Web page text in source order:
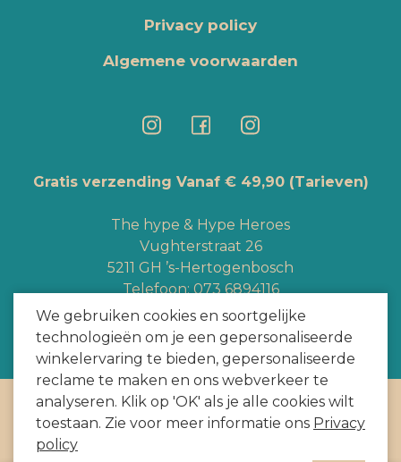
We gebruiken cookies en soortgelijke
technologieën om je een gepersonaliseerde
winkelervaring te bieden, gepersonaliseerde
reclame te maken en ons webverkeer te
analyseren. Klik op 'OK' als je alle cookies wilt
toestaan. Zie voor meer informatie ons Privacy
policy
Privacy policy
Algemene voorwaarden
Gratis verzending Vanaf € 49,90 (Tarieven)
The hype & Hype Heroes
Vughterstraat 26
5211 GH ’s-Hertogenbosch
Telefoon:073 6894116
Whatsapp:+3165363328
info@hypeheroes.com
Copyright2026door HYPE HEROES. Alle rechten voorbehouden